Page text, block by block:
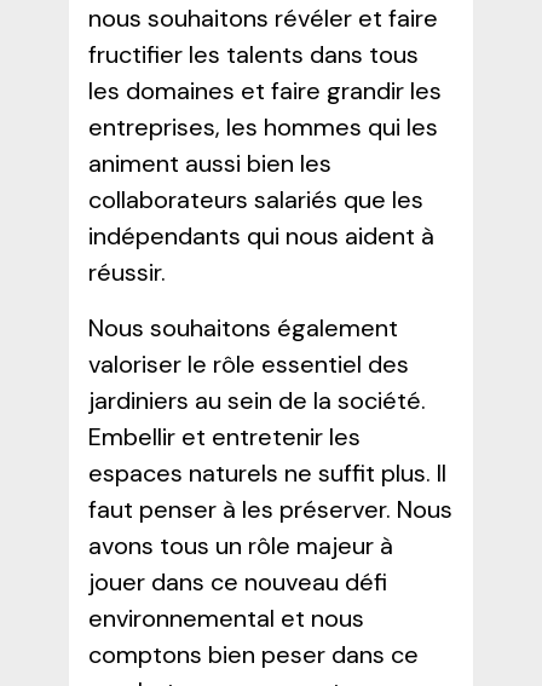
nous souhaitons révéler et faire
fructifier les talents dans tous
les domaines et faire grandir les
entreprises, les hommes qui les
animent aussi bien les
collaborateurs salariés que les
indépendants qui nous aident à
réussir.
Nous souhaitons également
valoriser le rôle essentiel des
jardiniers au sein de la société.
Embellir et entretenir les
espaces naturels ne suffit plus. Il
faut penser à les préserver. Nous
avons tous un rôle majeur à
jouer dans ce nouveau défi
environnemental et nous
comptons bien peser dans ce